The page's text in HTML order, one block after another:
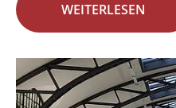
WEITERLESEN